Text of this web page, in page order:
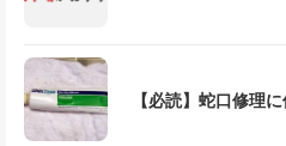
【必読】蛇口修理